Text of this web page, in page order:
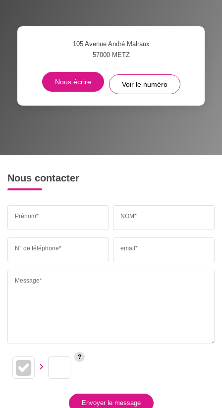
105 Avenue André Malraux
57000 METZ
Nous écrire Voir le numéro
Nous contacter
Prénom* NOM*
N° de téléphone* email*
Message*
Envoyer le message